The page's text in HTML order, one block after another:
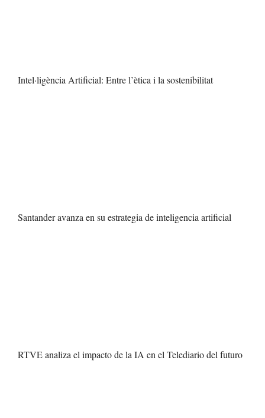
Intel·ligència Artificial: Entre l’ètica i la sostenibilitat
Santander avanza en su estrategia de inteligencia artificial
RTVE analiza el impacto de la IA en el Telediario del futuro